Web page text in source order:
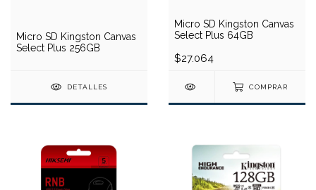
Micro SD Kingston Canvas
Select Plus 256GB
DETALLES
Micro SD Kingston Canvas
Select Plus 64GB
$27.064
COMPRAR